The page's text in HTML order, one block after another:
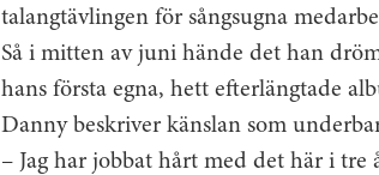
talangtävlingen för sångsugna
Så i mitten av juni hände det han
hans första egna, hett efterlängtade
Danny beskriver känslan som
– Jag har jobbat hårt med det här i tre